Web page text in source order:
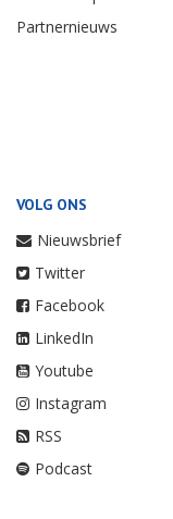
Partnernieuws
VOLG ONS
Nieuwsbrief
Twitter
Facebook
LinkedIn
Youtube
Instagram
RSS
Podcast